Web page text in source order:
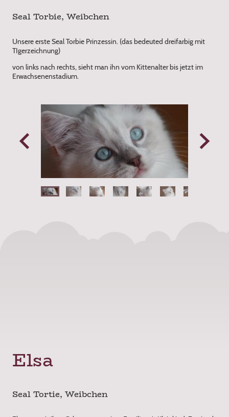
Seal Torbie, Weibchen
Unsere erste Seal Torbie Prinzessin. (das bedeuted dreifarbig mit
TIgerzeichnung)
von links nach rechts, sieht man ihn vom Kittenalter bis jetzt im
Erwachsenenstadium.
Elsa
Seal Tortie, Weibchen